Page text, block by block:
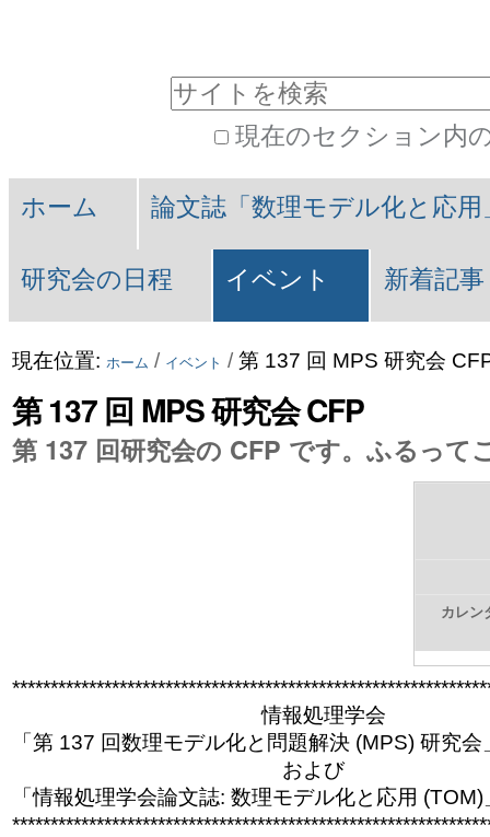
ツ
飛
ぶ
|
ナ
ビ
飛
ぶ
ル
ー
ル
現在のセクション内
細
索
Navigation
ホーム 論文誌「数理モデル化と応用
研究会の日程 イベント 新着記事
現在位置: ホーム / イベント / 第 137 回 MPS 研究会
第 137 回 MPS 研究会 CFP
第 137 回研究会の CFP です。ふるって
カレン
************************************************************
情報処理学会
「第 137 回数理モデル化と問題解決 (MPS) 研究
および
「情報処理学会論文誌: 数理モデル化と応用
************************************************************